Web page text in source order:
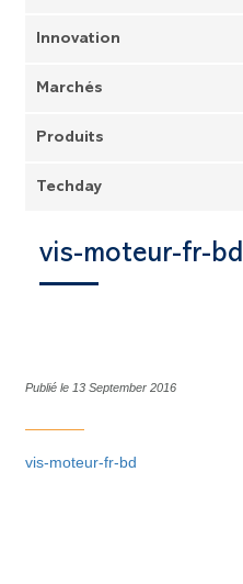
Innovation
Marchés
Produits
Techday
vis-moteur-fr-bd
Publié le 13 September 2016
vis-moteur-fr-bd